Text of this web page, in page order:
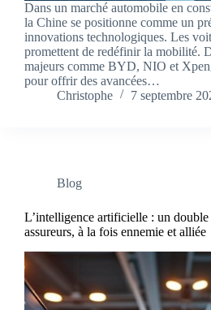
Dans un marché automobile en
la Chine se positionne comme un
innovations technologiques. Les
promettent de redéfinir la mobilité.
majeurs comme BYD, NIO et
pour offrir des avancées…
Christophe
7 septembre
Blog
L’intelligence artificielle : un
assureurs, à la fois ennemie et alliée